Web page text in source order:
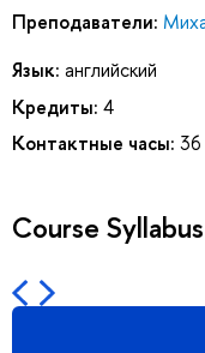
Преподаватели:
Язык: английский
Кредиты: 4
Контактные часы: 36
Course Syllabus